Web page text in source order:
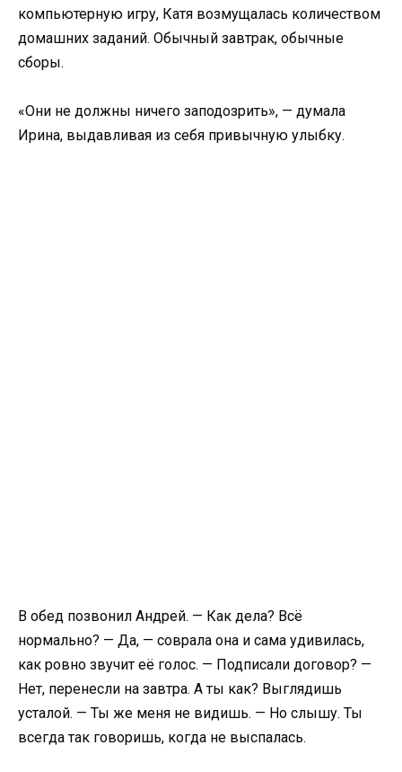
компьютерную игру, Катя возмущалась количеством
домашних заданий. Обычный завтрак, обычные
сборы.
«Они не должны ничего заподозрить», — думала
Ирина, выдавливая из себя привычную улыбку.
В обед позвонил Андрей. — Как дела? Всё
нормально? — Да, — соврала она и сама удивилась,
как ровно звучит её голос. — Подписали договор? —
Нет, перенесли на завтра. А ты как? Выглядишь
усталой. — Ты же меня не видишь. — Но слышу. Ты
всегда так говоришь, когда не выспалась.